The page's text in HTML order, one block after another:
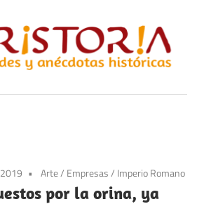
Arte/ Empresas/ Imperio Romano
por la orina, ya